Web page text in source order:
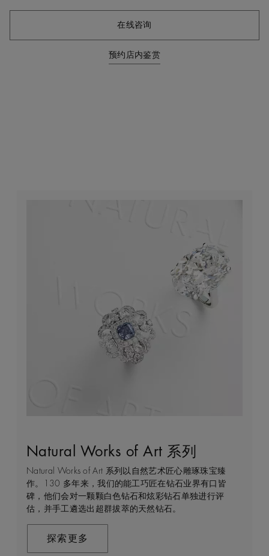
在线咨询
预约店内鉴赏
Natural Works of Art 系列
Natural Works of Art 系列以自然艺术匠心雕琢珠宝臻
作。130 多年来，我们的能工巧匠在钻石业界有口皆
碑，他们会对一颗颗白色钻石和炫彩钻石单独进行评
估，并手工遴选出超群拔萃的天然钻石。
探索更多
钻石珠宝艺术
作为开创钻石珠宝艺术的先行者，我们占据得天独厚的
优势，可监管和把控珠宝制作的整个过程，从钻石原钻
的挖掘与开采，到蜕变为传世珍宝的瞬间。我们潜心探
索并捕捉大自然稀世奇珍的璀璨魅力，运用精湛匠艺制
合。这一旅程通过严苛的标准和无出其右的专业知识驱
守护永恒
我们每一天都在亲眼见证天然钻石的弥足珍贵，不仅仅
是佩戴者，而是在这一旅程中与钻石有过交集的所有
人。正因如此我们致力于确保每一颗发掘的钻石都能为
开采当地的民众和环境带来持久的积极影响。我们将这
发点。
客户服务
无论是线上购物或线下实体店，我们始终致力于为您提
供个性化的购物体验。安排店内或线上预约，通过私人
咨询获得专家帮助和指导。
联系我们